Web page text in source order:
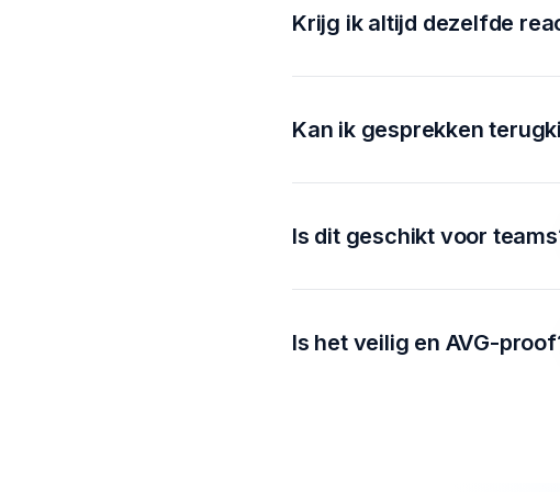
grenzen stellen, of juist omgaan
Krijg ik altijd dezelfde
Nee. De AI reageert dynamisch
Kan ik gesprekken
Ja, je kunt je gesprekken
Is dit geschikt voor
Zeker. PractAIce is schaalbaar
Is het veilig en AVG-